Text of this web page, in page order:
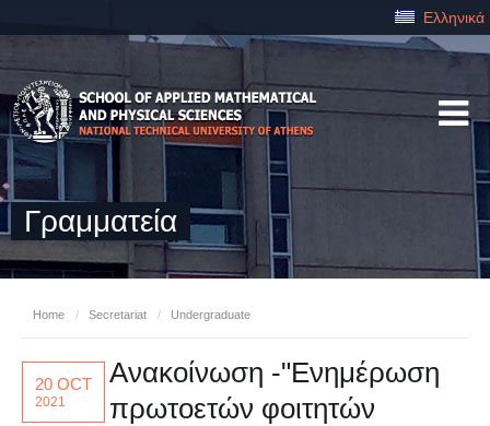
Ελληνικά
Γραμματεία
Home / Secretariat / Undergraduate
20 OCT
2021
Ανακοίνωση -"Ενημέρωση
πρωτοετών φοιτητών